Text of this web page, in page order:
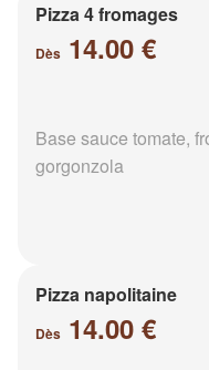
Pizza 4 fromages
Dès 14.00 €
Base sauce tomate,
gorgonzola
Pizza napolitaine
Dès 14.00 €